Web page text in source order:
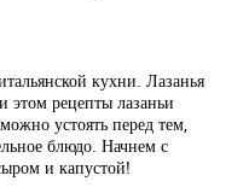
кухни. Лазанья
этом рецепты лазаньи
устоять перед тем,
блюдо. Начнем с
и капустой!